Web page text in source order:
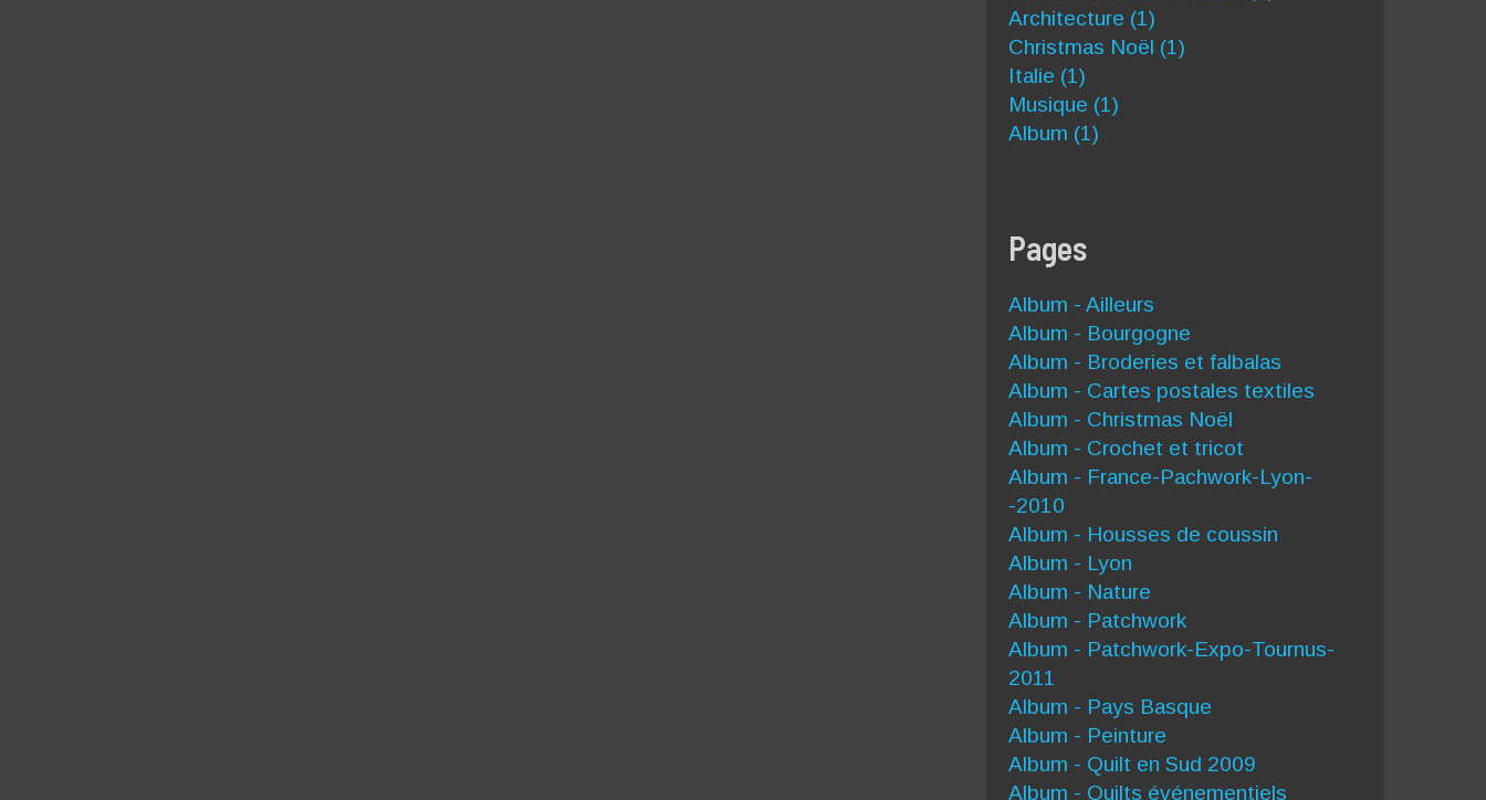
Architecture (1)
Christmas Noël (1)
Italie (1)
Musique (1)
Album (1)
Pages
Album - Ailleurs
Album - Bourgogne
Album - Broderies et falbalas
Album - Cartes postales textiles
Album - Christmas Noël
Album - Crochet et tricot
Album - France-Pachwork-Lyon-
-2010
Album - Housses de coussin
Album - Lyon
Album - Nature
Album - Patchwork
Album - Patchwork-Expo-Tournus-
2011
Album - Pays Basque
Album - Peinture
Album - Quilt en Sud 2009
Album - Quilts événementiels